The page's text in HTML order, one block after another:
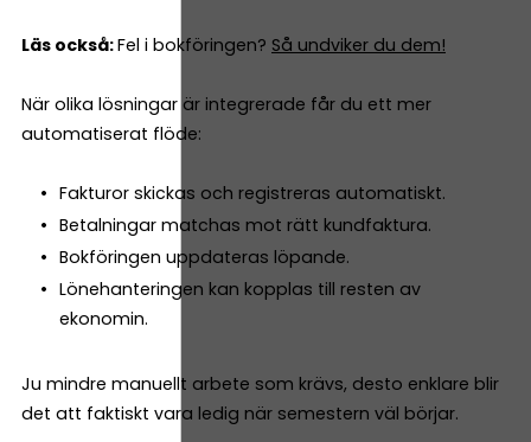
Läs också:Fel i bokföringen? Så undviker du dem!
När olika lösningar är integrerade får du ett mer
automatiserat flöde:
Fakturor skickas och registreras automatiskt.
Betalningar matchas mot rätt kundfaktura.
Bokföringen uppdateras löpande.
Lönehanteringen kan kopplas till resten av
ekonomin.
Ju mindre manuellt arbete som krävs, desto enklare blir
det att faktiskt vara ledig när semestern väl börjar.